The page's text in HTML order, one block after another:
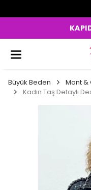
Büyük Beden
Mont &
Kadın Taş Detaylı